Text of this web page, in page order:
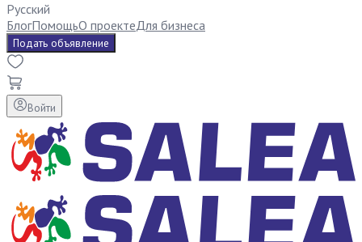
Русский
БлогПомощьО проектеДля бизнеса
Подать объявление
Войти